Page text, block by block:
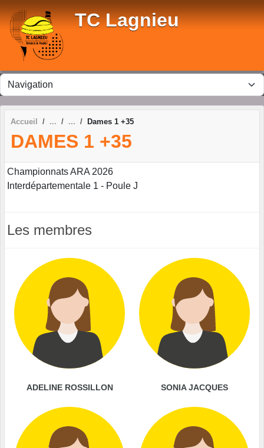
TC Lagnieu
Accueil Dames 1 +35
DAMES 1 +35
Championnats ARA 2026
Interdépartementale 1 - Poule J
Les membres
ADELINE ROSSILLON SONIA JACQUES